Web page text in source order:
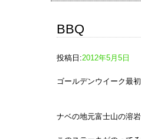
BBQ
投稿日:2012年5月5日
ゴールデンウイーク最
ナベの地元富士山の溶